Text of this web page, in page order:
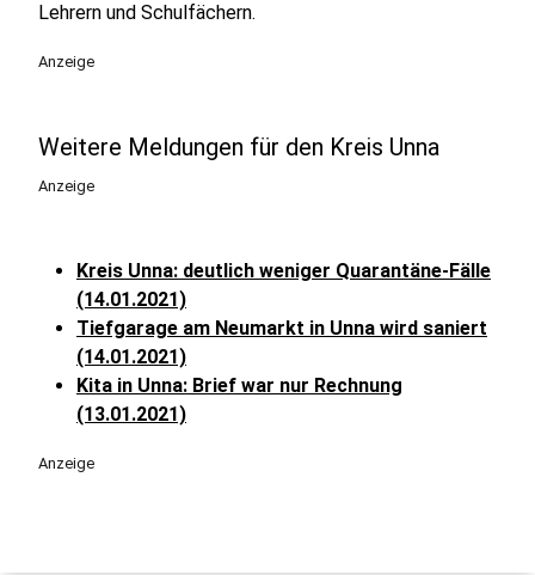
Lehrern und Schulfächern.
Anzeige
Weitere Meldungen für den Kreis Unna
Anzeige
Kreis Unna: deutlich weniger Quarantäne-Fälle
(14.01.2021)
Tiefgarage am Neumarkt in Unna wird saniert
(14.01.2021)
Kita in Unna: Brief war nur Rechnung
(13.01.2021)
Anzeige